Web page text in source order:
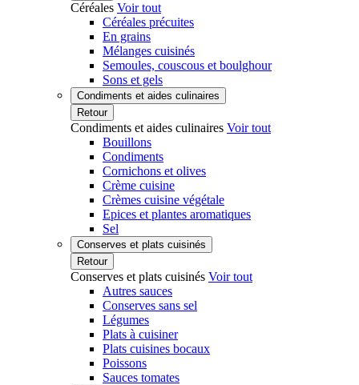
Céréales Voir tout
Céréales précuites
En grains
Mélanges cuisinés
Semoules, couscous et boulghour
Sons et gels
Condiments et aides culinaires
Retour
Condiments et aides culinaires Voir tout
Bouillons
Condiments
Cornichons et olives
Crème cuisine
Crèmes cuisine végétale
Epices et plantes aromatiques
Sel
Conserves et plats cuisinés
Retour
Conserves et plats cuisinés Voir tout
Autres sauces
Conserves sans sel
Légumes
Plats à cuisiner
Plats cuisines bocaux
Poissons
Sauces tomates